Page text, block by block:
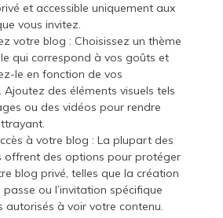
et accessible uniquement aux
vous invitez.
votre blog : Choisissez un thème
qui correspond à vos goûts et
le en fonction de vos
Ajoutez des éléments visuels tels
ou des vidéos pour rendre
à votre blog : La plupart des
offrent des options pour protéger
blog privé, telles que la création
passe ou l’invitation spécifique
autorisés à voir votre contenu.